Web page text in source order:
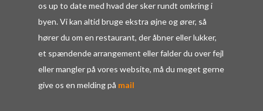
os up to date med hvad der sker rundt omkring i
byen. Vi kan altid bruge ekstra øjne og ører, så
hører du om en restaurant, der åbner eller lukker,
et spændende arrangement eller falder du over fejl
eller mangler på vores website, må du meget gerne
give os en melding på mail